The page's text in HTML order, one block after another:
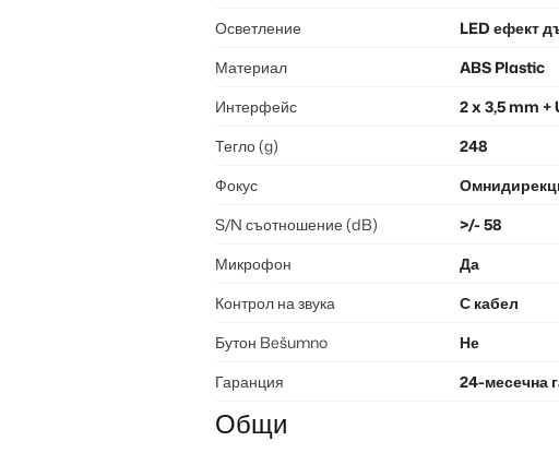
Осветление
LED ефект
Материал
ABS Plastic
Интерфейс
2 x 3,5 mm +
Тегло (g)
248
Фокус
S/N съотношение (dB)
>/- 58
Микрофон
Да
Контрол на звука
С кабел
Бутон Bešumno
Не
Гаранция
24-месечна
Общи